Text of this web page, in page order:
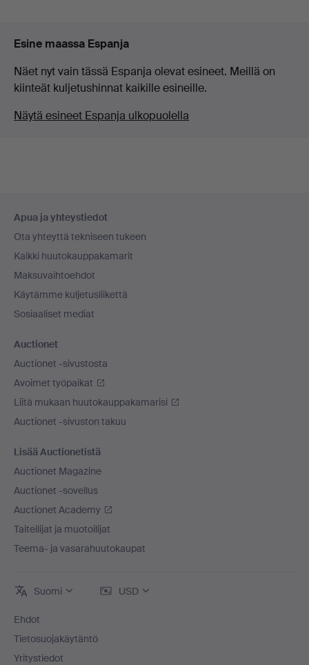
Esine maassa Espanja
Näet nyt vain tässä Espanja olevat esineet. Meillä on
kiinteät kuljetushinnat kaikille esineille.
Näytä esineet Espanja ulkopuolella
Apua ja yhteystiedot
Ota yhteyttä tekniseen tukeen
Kaikki huutokauppakamarit
Maksuvaihtoehdot
Käytämme kuljetusliikettä
Sosiaaliset mediat
Auctionet
Auctionet -sivustosta
Avoimet työpaikat
Liitä mukaan huutokauppakamarisi
Auctionet -sivuston takuu
Lisää Auctionetistä
Auctionet Magazine
Auctionet -sovellus
Auctionet Academy
Taiteilijat ja muotoilijat
Teema- ja vasarahuutokaupat
Suomi USD
Ehdot
Tietosuojakäytäntö
Yritystiedot